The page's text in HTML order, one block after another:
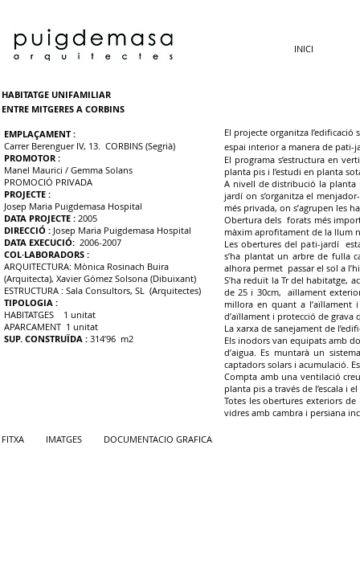
INICI
HABITATGE UNIFAMILIAR
ENTRE MITGERES A CORBINS
EMPLAÇAMENT :
Carrer Berenguer IV, 13. CORBINS (Segrià)
PROMOTOR :
Manel Maurici / Gemma Solans
PROMOCIÓ PRIVADA
PROJECTE :
Josep Maria Puigdemasa Hospital
DATA PROJECTE : 2005
DIRECCIÓ : Josep Maria Puigdemasa Hospital
DATA EXECUCIÓ: 2006-2007
COL·LABORADORS :
ARQUITECTURA: Mònica Rosinach Buira
(Arquitecta), Xavier Gómez Solsona (Dibuixant)
ESTRUCTURA : Sala Consultors, SL (Arquitectes)
TIPOLOGIA :
HABITATGES 1 unitat
APARCAMENT 1 unitat
SUP. CONSTRUÏDA : 314’96 m2
FITXA IMATGES DOCUMENTACIO GRAFICA
El projecte organitza
espai interior a manera de pati-
El programa s’estructura en
planta pis i l’estudi en planta
A nivell de distribució la planta
jardí on s’organitza el
més privada, on s’agrupen les
Obertura dels forats més
màxim aprofitament de la llum
Les obertures del pati-jardí
s’ha plantat un arbre de fulla
alhora permet passar el sol a
S’ha reduït la Tr del habitatge,
de 25 i 30cm, aïllament
millora en quant a l’aïllament
d’aïllament i protecció de grava
La xarxa de sanejament de
Els inodors van equipats amb
d’aigua. Es muntarà un
captadors solars i acumulació.
Compta amb una ventilació
planta pis a través de l’escala i
Totes les obertures exteriors
vidres amb cambra i persiana